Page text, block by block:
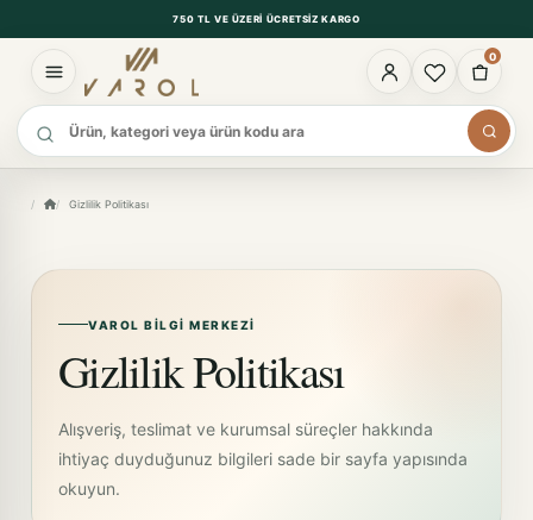
750 TL VE ÜZERI ÜCRETSIZ KARGO
0
Ürün ara
Gizlilik Politikası
VAROL BILGI MERKEZI
Gizlilik Politikası
Alışveriş, teslimat ve kurumsal süreçler hakkında
ihtiyaç duyduğunuz bilgileri sade bir sayfa yapısında
okuyun.